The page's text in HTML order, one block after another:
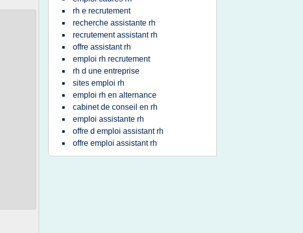
rh e recrutement
recherche assistante rh
recrutement assistant rh
offre assistant rh
emploi rh recrutement
rh d une entreprise
sites emploi rh
emploi rh en alternance
cabinet de conseil en rh
emploi assistante rh
offre d emploi assistant rh
offre emploi assistant rh